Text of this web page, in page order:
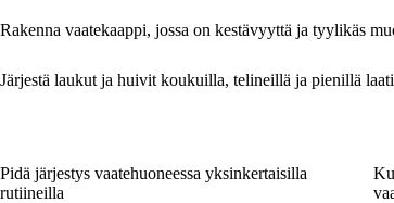
Rakenna vaatekaappi, jossa on kestävyyttä ja tyylikäs
Järjestä laukut ja huivit koukuilla, telineillä ja pienillä
Pidä järjestys vaatehuoneessa yksinkertaisilla
rutiineilla